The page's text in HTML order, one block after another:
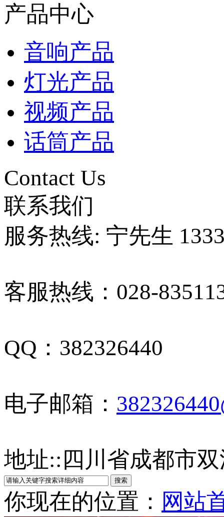
产品中心
音响产品
灯光产品
视频产品
话筒产品
Contact Us
联系我们
服务热线: 宁先生
客服热线：028-
QQ：382326440
电子邮箱：
地址:: 四川省成都市
你现在的位置： 网站